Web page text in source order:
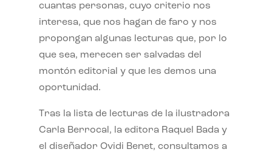
cuantas personas, cuyo criterio nos
interesa, que nos hagan de faro y nos
propongan algunas lecturas que, por lo
que sea, merecen ser salvadas del
montón editorial y que les demos una
oportunidad.
Tras la lista de lecturas de la ilustradora
Carla Berrocal, la editora Raquel Bada y
el diseñador Ovidi Benet, consultamos a